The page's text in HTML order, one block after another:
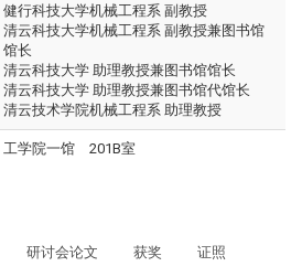
健行科技大学机械工程系 副教授
清云科技大学机械工程系 副教授兼图书馆
馆长
清云科技大学 助理教授兼图书馆馆长
清云科技大学 助理教授兼图书馆代馆长
清云技术学院机械工程系 助理教授
工学院一馆 201B室
研讨会论文 获奖 证照